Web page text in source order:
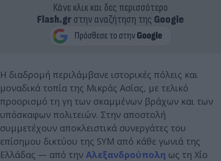
Κάνε κλικ και δες περισσότερο
Flash.grστην αναζήτηση της Google
Η διαδρομή περιλάμβανε ιστορικές πόλεις και
μοναδικά τοπία της Μικράς Ασίας, με τελικό
προορισμό τη γη των σκαμμένων βράχων και των
υπόσκαφων πολιτειών. Στην αποστολή
συμμετέχουν αποκλειστικά συνεργάτες του
επίσημου δικτύου της SYM από κάθε γωνιά της
Ελλάδας — από την Αλεξανδρούπολη ως τη Χίο